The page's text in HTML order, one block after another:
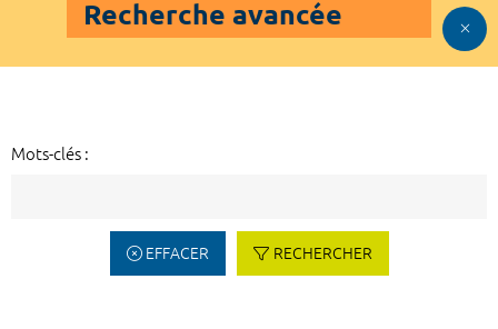
Recherche avancée
Mots-clés :
EFFACER RECHERCHER